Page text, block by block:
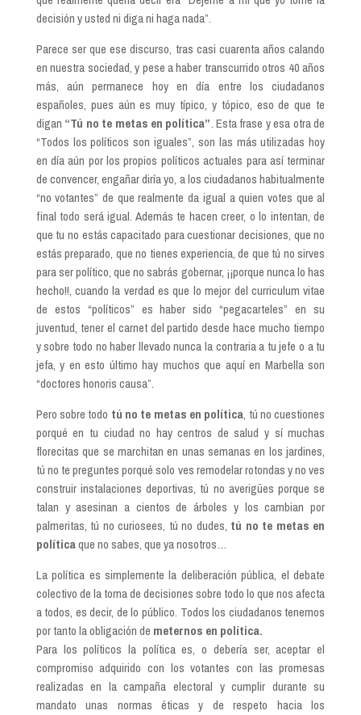
decisión y usted ni diga ni haga nada”.
Parece ser que ese discurso, tras casi cuarenta años calando
en nuestra sociedad, y pese a haber transcurrido otros 40 años
más, aún permanece hoy en día entre los ciudadanos
españoles, pues aún es muy típico, y tópico, eso de que te
digan “Tú no te metas en política”. Esta frase y esa otra de
“Todos los políticos son iguales”, son las más utilizadas hoy
en día aún por los propios políticos actuales para así terminar
de convencer, engañar diría yo, a los ciudadanos habitualmente
“no votantes” de que realmente da igual a quien votes que al
final todo será igual. Además te hacen creer, o lo intentan, de
que tu no estás capacitado para cuestionar decisiones, que no
estás preparado, que no tienes experiencia, de que tú no sirves
para ser político, que no sabrás gobernar, ¡¡porque nunca lo has
hecho!!, cuando la verdad es que lo mejor del curriculum vitae
de estos “políticos” es haber sido “pegacarteles” en su
juventud, tener el carnet del partido desde hace mucho tiempo
y sobre todo no haber llevado nunca la contraria a tu jefe o a tu
jefa, y en esto último hay muchos que aquí en Marbella son
“doctores honoris causa”.
Pero sobre todo tú no te metas en política, tú no cuestiones
porqué en tu ciudad no hay centros de salud y sí muchas
florecitas que se marchitan en unas semanas en los jardines,
tú no te preguntes porqué solo ves remodelar rotondas y no ves
construir instalaciones deportivas, tú no averigües porque se
talan y asesinan a cientos de árboles y los cambian por
palmeritas, tú no curiosees, tú no dudes, tú no te metas en
políticaque no sabes, que ya nosotros…
La política es simplemente la deliberación pública, el debate
colectivo de la toma de decisiones sobre todo lo que nos afecta
a todos, es decir, de lo público. Todos los ciudadanos tenemos
por tanto la obligación de meternos en política.
Para los políticos la política es, o debería ser, aceptar el
compromiso adquirido con los votantes con las promesas
realizadas en la campaña electoral y cumplir durante su
mandato unas normas éticas y de respeto hacia los